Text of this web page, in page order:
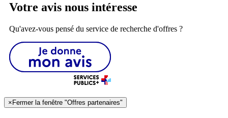
Votre avis nous intéresse
Qu'avez-vous pensé du service de recherche d'offres ?
× Fermer la fenêtre "Offres partenaires"